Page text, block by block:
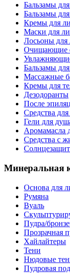
Бальзамы
Бальзамы
Кремы для
Маски для
Лосьоны для
Очищающие
Бальзамы
Массажные
Кремы для
Дезодоранты
После
Средства
Гели для
Аромамасла
Средства с
Минеральная
Основа для
Румяна
Вуаль
Пудра/
Прозрачная
Хайлайтеры
Тени
Нюдовые
Пудровая